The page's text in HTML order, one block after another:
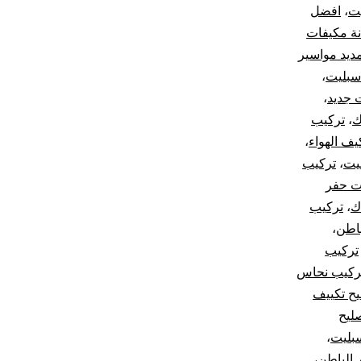
، افضل
مكيفات
مواسير
،
جديد،
، تركيب
الهواء،
، تركيب
حفر
، تركيب
،
تركيب
نحاس
تكييف
،